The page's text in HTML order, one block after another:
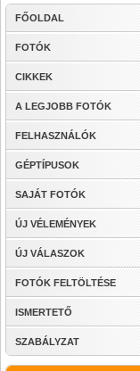
FŐOLDAL
FOTÓK
CIKKEK
A LEGJOBB FOTÓK
FELHASZNÁLÓK
GÉPTÍPUSOK
SAJÁT FOTÓK
ÚJ VÉLEMÉNYEK
ÚJ VÁLASZOK
FOTÓK FELTÖLTÉSE
ISMERTETŐ
SZABÁLYZAT